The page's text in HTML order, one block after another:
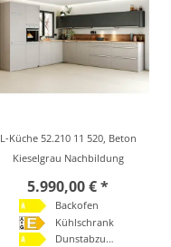
L-Küche 52.210 11 520, Beton
Kieselgrau Nachbildung
5.990,00 € *
Backofen
Kühlschrank
Dunstabzugshaube